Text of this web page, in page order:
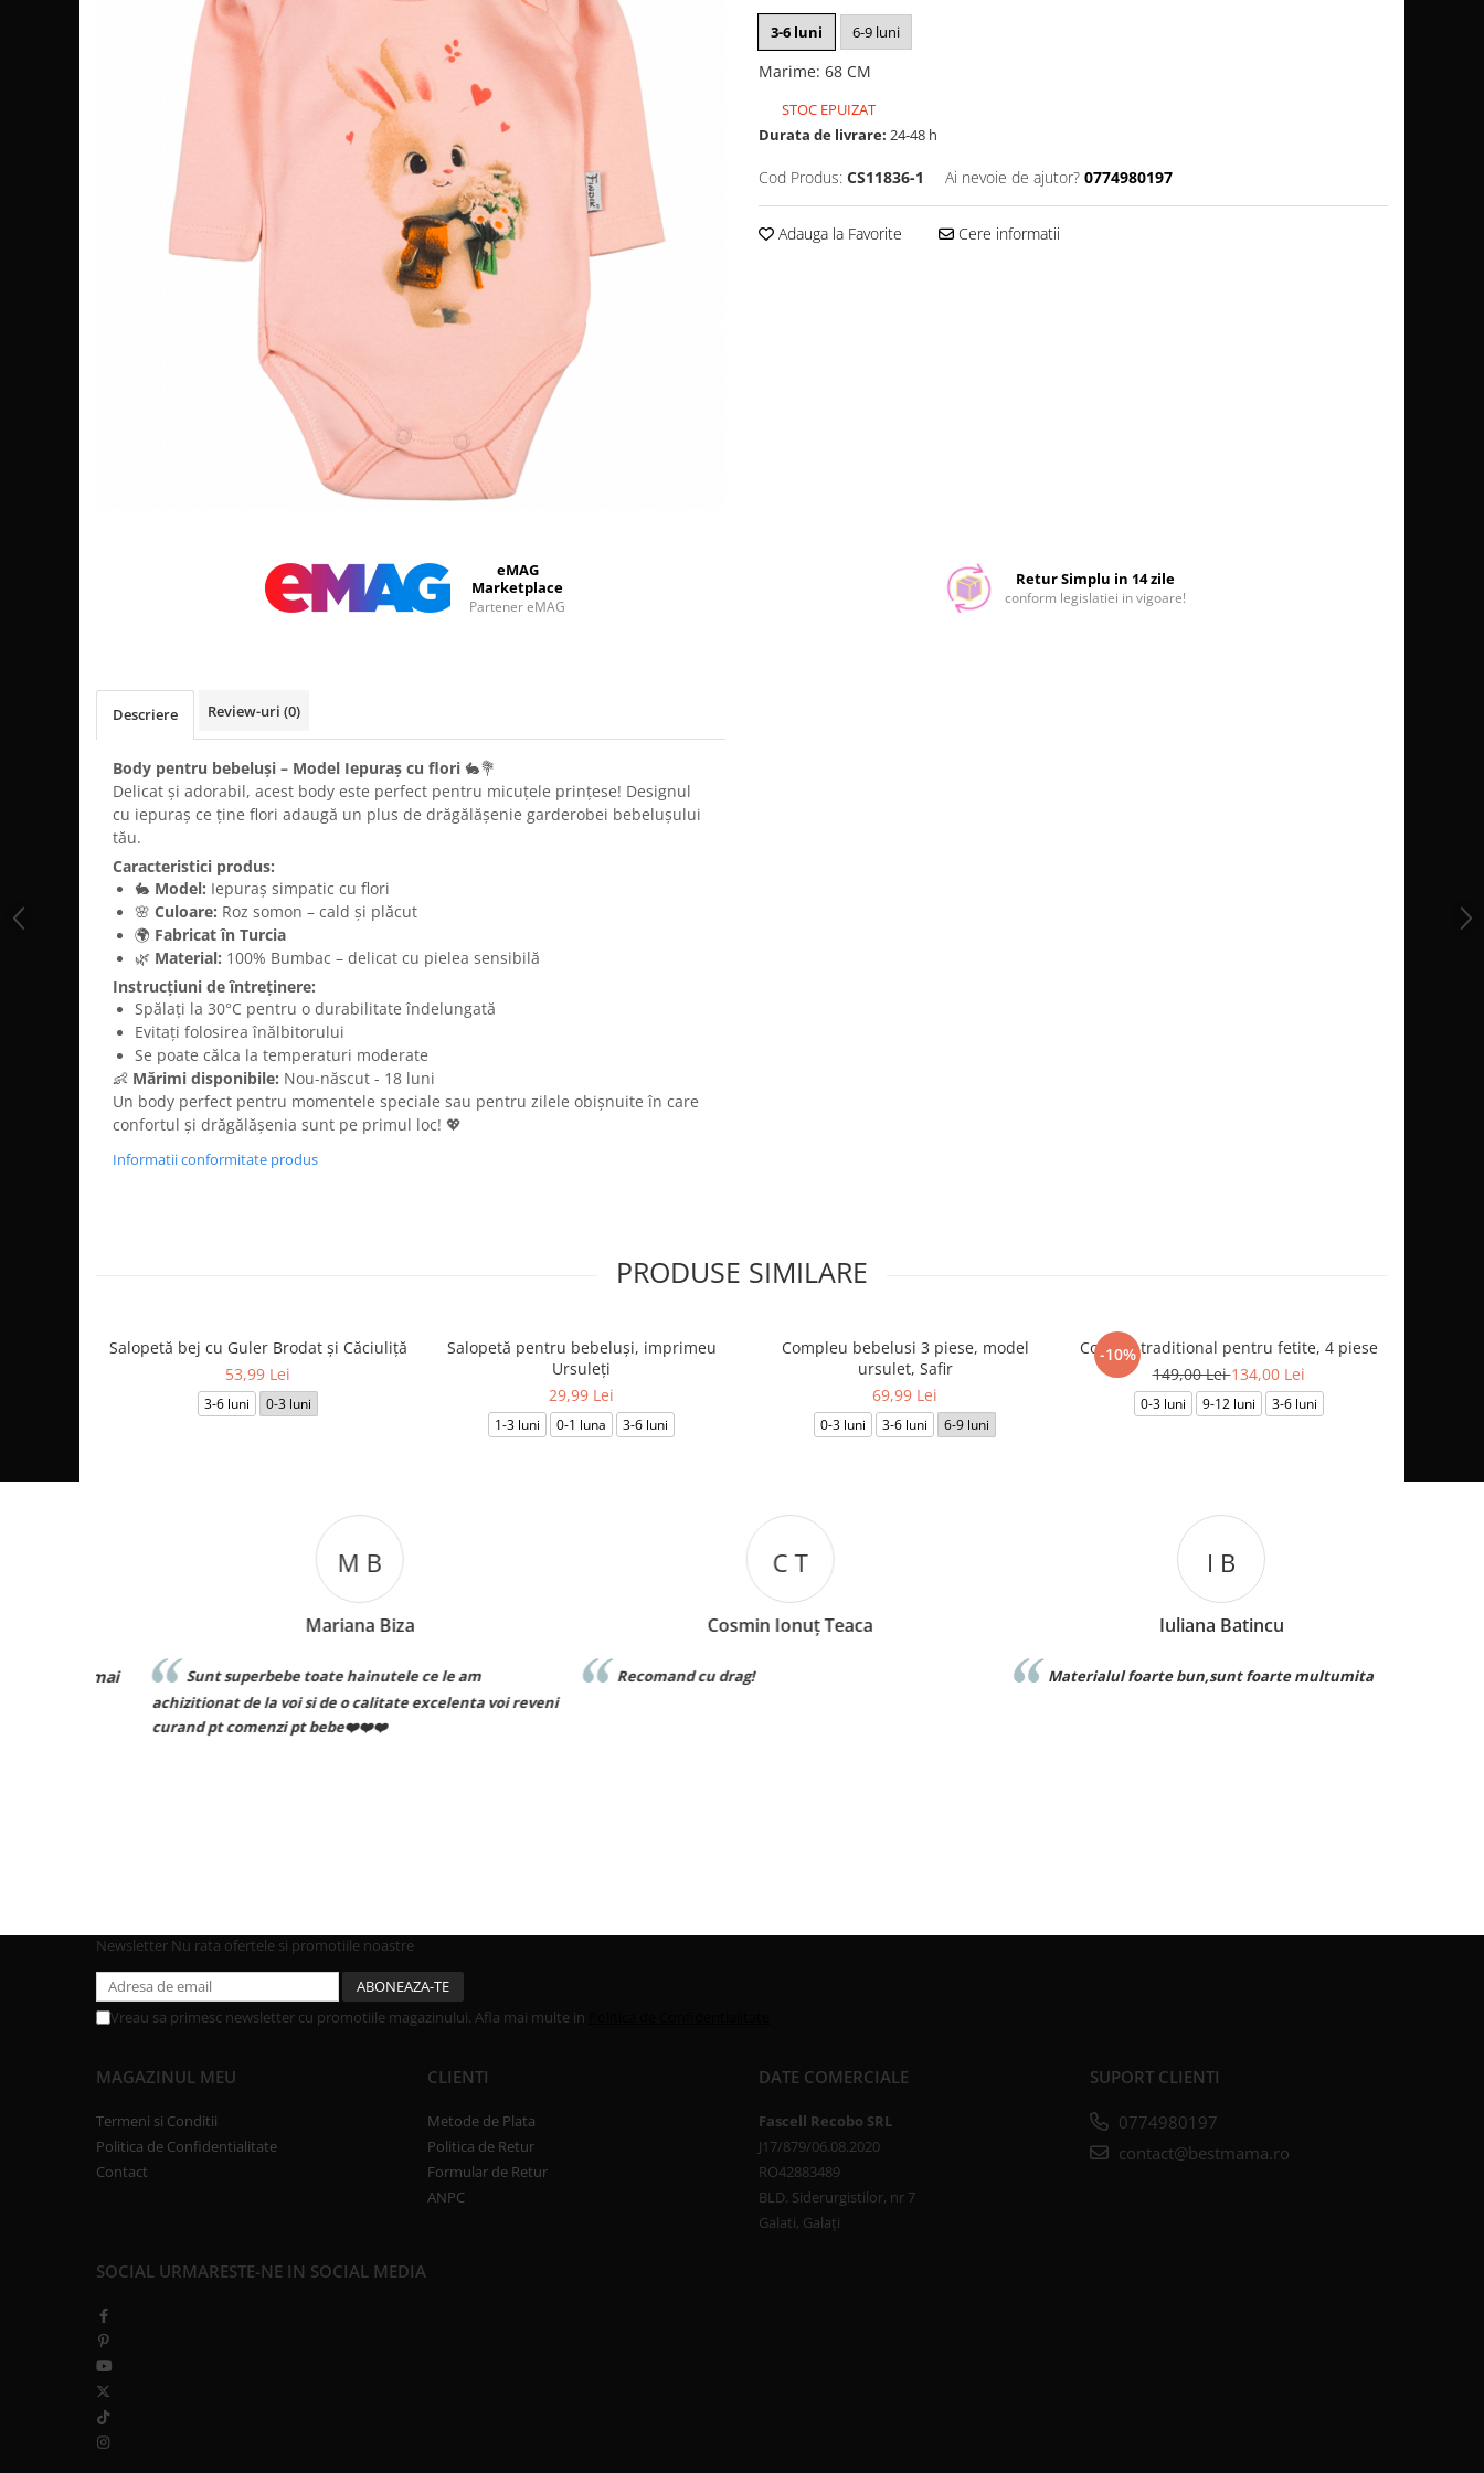
Facebook
3-6 luni 6-9 luni
Marime: 68 CM
STOC EPUIZAT
Durata de livrare: 24-48 h
Cod Produs: CS11836-1 Ai nevoie de ajutor? 0774980197
Adauga la Favorite Cere informatii
eMAG
Marketplace
Partener eMAG
Retur Simplu in 14 zile
conform legislatiei in vigoare!
Descriere Review-uri (0)
Body pentru bebeluși – Model Iepuraș cu flori 🐇💐
Delicat și adorabil, acest body este perfect pentru micuțele prințese! Designul
cu iepuraș ce ține flori adaugă un plus de drăgălășenie garderobei bebelușului
tău.
Caracteristici produs:
🐇 Model: Iepuraș simpatic cu flori
🌸 Culoare: Roz somon – cald și plăcut
🌍 Fabricat în Turcia
🌿 Material: 100% Bumbac – delicat cu pielea sensibilă
Instrucțiuni de întreținere:
Spălați la 30°C pentru o durabilitate îndelungată
Evitați folosirea înălbitorului
Se poate călca la temperaturi moderate
👶 Mărimi disponibile: Nou-născut - 18 luni
Un body perfect pentru momentele speciale sau pentru zilele obișnuite în care
confortul și drăgălășenia sunt pe primul loc! 💖
Informatii conformitate produs
PRODUSE SIMILARE
Salopetă bej cu Guler Brodat și Căciuliță
53,99 Lei
3-6 luni 0-3 luni
Salopetă pentru bebeluși, imprimeu
Ursuleți
29,99 Lei
1-3 luni 0-1 luna 3-6 luni
Compleu bebelusi 3 piese, model
ursulet, Safir
69,99 Lei
0-3 luni 3-6 luni 6-9 luni
-10%
Costum traditional pentru fetite, 4 piese
149,00 Lei134,00 Lei
0-3 luni 9-12 luni 3-6 luni
Mariana Biza
Sunt superbebe toate hainutele ce le am
achizitionat de la voi si de o calitate excelenta voi reveni
curand pt comenzi pt bebe❤️❤️❤️
Cosmin Ionuț Teaca
Recomand cu drag!
I B
Iuliana Batincu
Materialul foarte bun,sunt foarte multumita
Newsletter Nu rata ofertele si promotiile noastre
Vreau sa primesc newsletter cu promotiile magazinului. Afla mai multe in
MAGAZINUL MEU
Termeni si Conditii
Politica de Confidentialitate
Contact
CLIENTI
Metode de Plata
Politica de Retur
Formular de Retur
ANPC
DATE COMERCIALE
Fascell Recobo SRL
J17/879/06.08.2020
RO42883489
BLD. Siderurgistilor, nr 7
Galati, Galați
SUPORT CLIENTI
0774980197
contact@bestmama.ro
SOCIAL URMARESTE-NE IN SOCIAL MEDIA